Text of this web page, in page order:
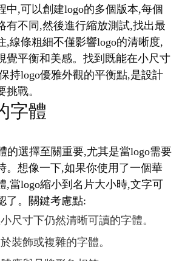
中,可以創建logo的多個版本,每個
有不同,然後進行縮放測試,找出最
,線條粗細不僅影響logo的清晰度,
覺平衡和美感。找到既能在小尺寸
持logo優雅外觀的平衡點,是設計
戰。
字體
的選擇至關重要,尤其是當logo需要
。想像一下,如果你使用了一個華
,當logo縮小到名片大小時,文字可
了。關鍵考慮點:
尺寸下仍然清晰可讀的字體。
裝飾或複雜的字體。